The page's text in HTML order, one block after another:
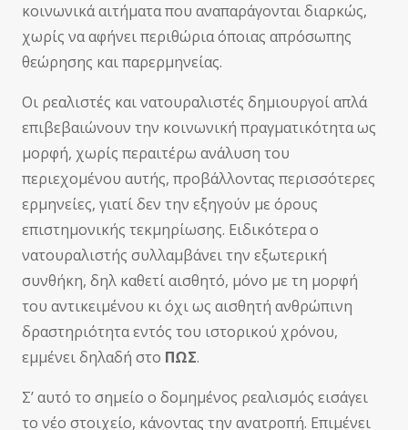
κοινωνικά αιτήματα που αναπαράγονται διαρκώς,
χωρίς να αφήνει περιθώρια όποιας απρόσωπης
θεώρησης και παρερμηνείας.
Οι ρεαλιστές και νατουραλιστές δημιουργοί απλά
επιβεβαιώνουν την κοινωνική πραγματικότητα ως
μορφή, χωρίς περαιτέρω ανάλυση του
περιεχομένου αυτής, προβάλλοντας περισσότερες
ερμηνείες, γιατί δεν την εξηγούν με όρους
επιστημονικής τεκμηρίωσης. Ειδικότερα ο
νατουραλιστής συλλαμβάνει την εξωτερική
συνθήκη, δηλ καθετί αισθητό, μόνο με τη μορφή
του αντικειμένου κι όχι ως αισθητή ανθρώπινη
δραστηριότητα εντός του ιστορικού χρόνου,
εμμένει δηλαδή στο ΠΩΣ.
Σ’ αυτό το σημείο ο δομημένος ρεαλισμός εισάγει
το νέο στοιχείο, κάνοντας την ανατροπή. Επιμένει